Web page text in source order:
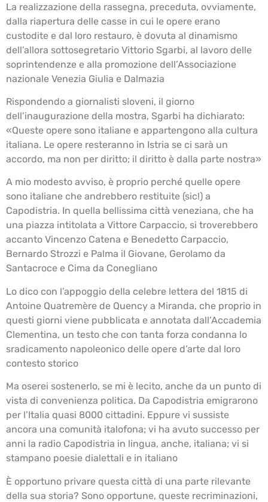
La realizzazione della rassegna, preceduta, ovviamente,
dalla riapertura delle casse in cui le opere erano
custodite e dal loro restauro, è dovuta al dinamismo
dell’allora sottosegretario Vittorio Sgarbi, al lavoro delle
soprintendenze e alla promozione dell’Associazione
nazionale Venezia Giulia e Dalmazia
Rispondendo a giornalisti sloveni, il giorno
dell’inaugurazione della mostra, Sgarbi ha dichiarato:
«Queste opere sono italiane e appartengono alla cultura
italiana. Le opere resteranno in Istria se ci sarà un
accordo, ma non per diritto; il diritto è dalla parte nostra»
A mio modesto avviso, è proprio perché quelle opere
sono italiane che andrebbero restituite (sic!) a
Capodistria. In quella bellissima città veneziana, che ha
una piazza intitolata a Vittore Carpaccio, si troverebbero
accanto Vincenzo Catena e Benedetto Carpaccio,
Bernardo Strozzi e Palma il Giovane, Gerolamo da
Santacroce e Cima da Conegliano
Lo dico con l’appoggio della celebre lettera del 1815 di
Antoine Quatremère de Quency a Miranda, che proprio in
questi giorni viene pubblicata e annotata dall’Accademia
Clementina, un testo che con tanta forza condanna lo
sradicamento napoleonico delle opere d’arte dal loro
contesto storico
Ma oserei sostenerlo, se mi è lecito, anche da un punto di
vista di convenienza politica. Da Capodistria emigrarono
per l’Italia quasi 8000 cittadini. Eppure vi sussiste
ancora una comunità italofona; vi ha avuto successo per
anni la radio Capodistria in lingua, anche, italiana; vi si
stampano poesie dialettali e in italiano
È opportuno privare questa città di una parte rilevante
della sua storia? Sono opportune, queste recriminazioni,